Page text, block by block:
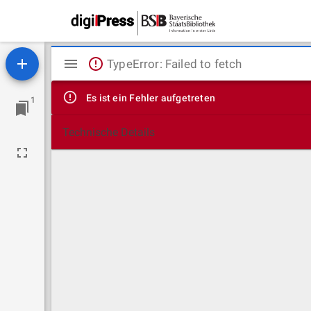
1
Mirador
Viewer
TypeError: Failed to fetch
Es ist ein Fehler aufgetreten
Technische Details